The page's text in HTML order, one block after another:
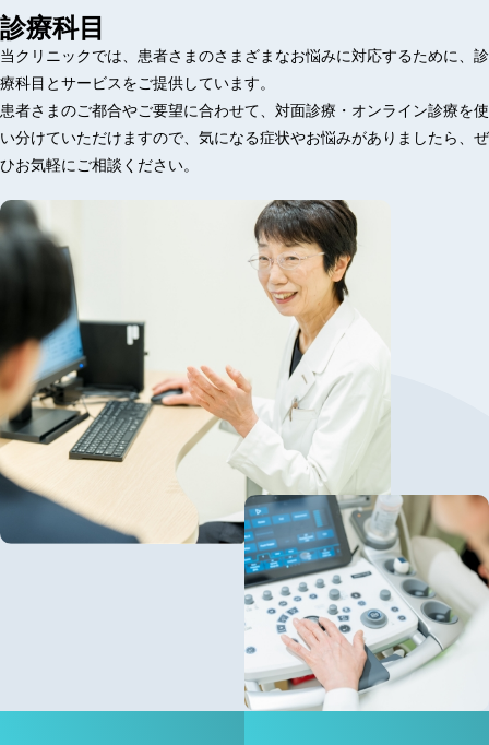
診療科目
当クリニックでは、患者さまのさまざまなお悩みに対応するために、診
療科目とサービスをご提供しています。
患者さまのご都合やご要望に合わせて、対面診療・オンライン診療を使
い分けていただけますので、気になる症状やお悩みがありましたら、ぜ
ひお気軽にご相談ください。